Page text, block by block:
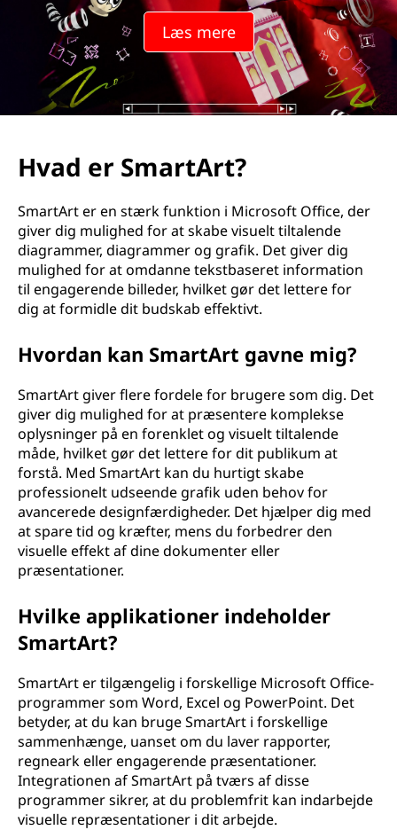
t
Læs mere
Hvad er SmartArt?
SmartArt er en stærk funktion i Microsoft Office, der
giver dig mulighed for at skabe visuelt tiltalende
diagrammer, diagrammer og grafik. Det giver dig
mulighed for at omdanne tekstbaseret information
til engagerende billeder, hvilket gør det lettere for
dig at formidle dit budskab effektivt.
Hvordan kan SmartArt gavne mig?
SmartArt giver flere fordele for brugere som dig. Det
giver dig mulighed for at præsentere komplekse
oplysninger på en forenklet og visuelt tiltalende
måde, hvilket gør det lettere for dit publikum at
forstå. Med SmartArt kan du hurtigt skabe
professionelt udseende grafik uden behov for
avancerede designfærdigheder. Det hjælper dig med
at spare tid og kræfter, mens du forbedrer den
visuelle effekt af dine dokumenter eller
præsentationer.
Hvilke applikationer indeholder
SmartArt?
SmartArt er tilgængelig i forskellige Microsoft Office-
programmer som Word, Excel og PowerPoint. Det
betyder, at du kan bruge SmartArt i forskellige
sammenhænge, uanset om du laver rapporter,
regneark eller engagerende præsentationer.
Integrationen af SmartArt på tværs af disse
programmer sikrer, at du problemfrit kan indarbejde
visuelle repræsentationer i dit arbejde.